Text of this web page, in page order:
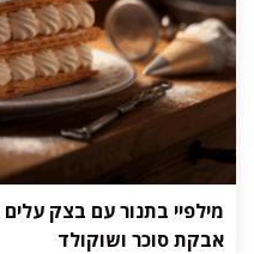
מילפיי בתנור עם בצק עלים
אבקת סוכר ושוקולד